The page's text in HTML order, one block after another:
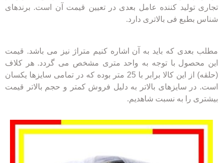
تجاری تولید کننده عامل بعدی در تعیین قیمت آن است. برندهای
شناس بطبع فی بالاتری دارد.
مطلب بعدی که باید به آن اشاره کنیم متراژ نیز می باشد. قیمت
این محصول با توجه به واحد متری مشخص می گردد. هر کلاف
(حلقه) از این کالا برابر با 25 متر بوده که در تمامی سایزها یکسان
است. در سایزهای بالاتر به دلیل فروش کمتر و حجم بالاتر قیمت
بیشتری را به نسبت شاهدیم.